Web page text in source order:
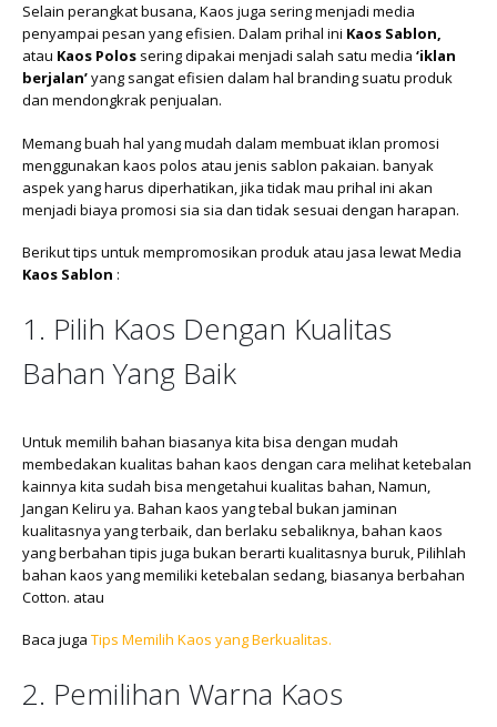
Selain perangkat busana, Kaos juga sering menjadi media
penyampai pesan yang efisien. Dalam prihal ini Kaos Sablon,
atau Kaos Polos sering dipakai menjadi salah satu media ‘iklan
berjalan’yang sangat efisien dalam hal branding suatu produk
dan mendongkrak penjualan.
Memang buah hal yang mudah dalam membuat iklan promosi
menggunakan kaos polos atau jenis sablon pakaian. banyak
aspek yang harus diperhatikan, jika tidak mau prihal ini akan
menjadi biaya promosi sia sia dan tidak sesuai dengan harapan.
Berikut tips untuk mempromosikan produk atau jasa lewat Media
Kaos Sablon :
1. Pilih Kaos Dengan Kualitas
Bahan Yang Baik
Untuk memilih bahan biasanya kita bisa dengan mudah
membedakan kualitas bahan kaos dengan cara melihat ketebalan
kainnya kita sudah bisa mengetahui kualitas bahan, Namun,
Jangan Keliru ya. Bahan kaos yang tebal bukan jaminan
kualitasnya yang terbaik, dan berlaku sebaliknya, bahan kaos
yang berbahan tipis juga bukan berarti kualitasnya buruk, Pilihlah
bahan kaos yang memiliki ketebalan sedang, biasanya berbahan
Cotton. atau
Baca juga Tips Memilih Kaos yang Berkualitas.
2. Pemilihan Warna Kaos